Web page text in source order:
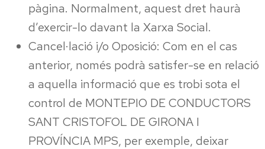
pàgina. Normalment, aquest dret haurà
d’exercir-lo davant la Xarxa Social.
Cancel·lació i/o Oposició: Com en el cas
anterior, només podrà satisfer-se en relació
a aquella informació que es trobi sota el
control de MONTEPIO DE CONDUCTORS
SANT CRISTOFOL DE GIRONA I
PROVÍNCIA MPS, per exemple, deixar